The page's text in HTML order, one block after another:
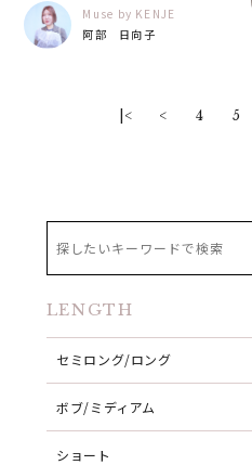
Muse by KENJE
阿部 日向子
|< < 4 5
LENGTH
セミロング/ロング
ボブ/ミディアム
ショート